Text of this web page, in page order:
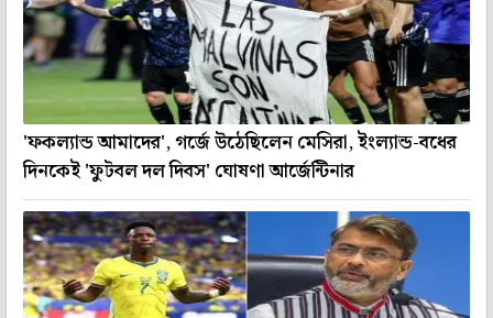
'ফকল্যান্ড আমাদের', গর্জে উঠেছিলেন মেসিরা, ইংল্যান্ড-বধের
দিনকেই 'ফুটবল দল দিবস' ঘোষণা আর্জেন্টিনার